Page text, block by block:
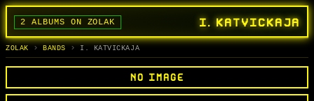
I. KATVICKAJA
2 ALBUMS ON ZOLAK
BANDS
ГУРТЫ
ALBUMS
АЛЬБОМЫ
TRACKS
СЬПЕВЫ
SEARCH
ПОШУК
ZOLAK BANDS I. KATVICKAJA
NO IMAGE